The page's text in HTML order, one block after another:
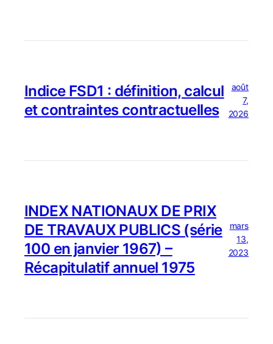
Indice FSD1 : définition, calcul
et contraintes contractuelles
août
7,
2026
INDEX NATIONAUX DE PRIX
DE TRAVAUX PUBLICS (série
100 en janvier 1967) –
Récapitulatif annuel 1975
mars
13,
2023